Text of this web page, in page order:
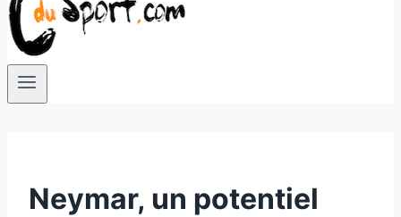
Neymar, un potentiel